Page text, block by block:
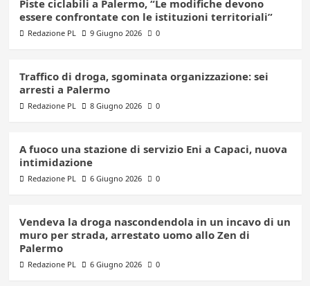
Piste ciclabili a Palermo, “Le modifiche devono
essere confrontate con le istituzioni territoriali”
Redazione PL 9 Giugno 2026 0
Traffico di droga, sgominata organizzazione: sei
arresti a Palermo
Redazione PL 8 Giugno 2026 0
A fuoco una stazione di servizio Eni a Capaci, nuova
intimidazione
Redazione PL 6 Giugno 2026 0
Vendeva la droga nascondendola in un incavo di un
muro per strada, arrestato uomo allo Zen di
Palermo
Redazione PL 6 Giugno 2026 0